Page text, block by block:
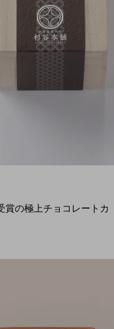
賞の極上チョコレートカ